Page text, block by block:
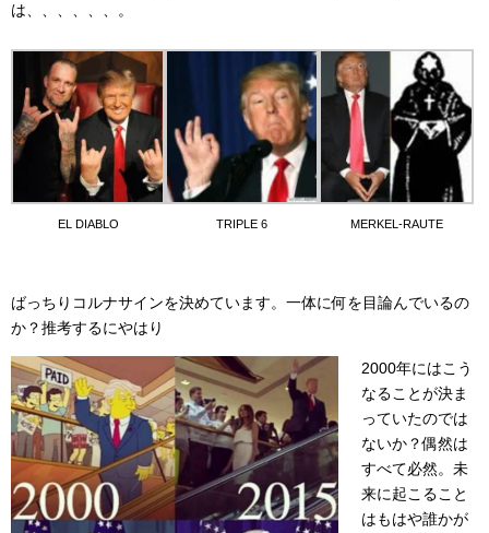
は、、、、、、。
EL DIABLO TRIPLE 6 MERKEL-RAUTE
ばっちりコルナサインを決めています。一体に何を目論んでいるの
か？推考するにやはり
2000年にはこう
なることが決ま
っていたのでは
ないか？偶然は
すべて必然。未
来に起こること
はもはや誰かが